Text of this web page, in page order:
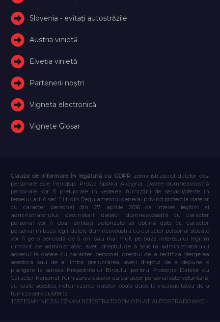
Slovenia - evitați autostrăzile
Austria vinietă
Elveţia vinietă
Partenerii noștri
Vigneta electronică
Vignete Glosar
Clauza de informare în legătură cu GDPR administratorul datelor dvs.
personale este Feniqs.pl Prosta Spółka Akcyjna. Datele dumneavoastră
personale vor fi prelucrate în vederea furnizării de servicii/oferte în
temeiul art. 6 sec. 1 lit. din Regulamentul general privind protecția datelor
cu caracter personal din 27 aprilie 2016 ca interes legitim al
administratorului, destinatarii datelor dumneavoastră cu caracter
personal vor fi doar entități autorizate să obțină date cu caracter
personal în baza legii, datele dumneavoastră cu caracter personal stocate
vor fi pe o perioadă de 5 ani sau mai mult pe baza interesului legitim
urmărit de administrator, aveți dreptul de a solicita administratorului
accesul la datele cu caracter personal, dreptul de a rectifica ștergerea
acestora sau de a limita prelucrarea, aveți dreptul de a depune o
plângere la adresa Președintelui Biroului pentru Protecția Datelor cu
Caracter Personal, furnizarea datelor cu caracter personal este voluntară,
cu toate acestea, nefurnizarea datelor poate duce la incapacitatea de a
furniza servicii/oferta.
JESTEŚMY NIEZALEŻNYM REJESTRATOREM OPŁAT AUTOSTRADOWYCH